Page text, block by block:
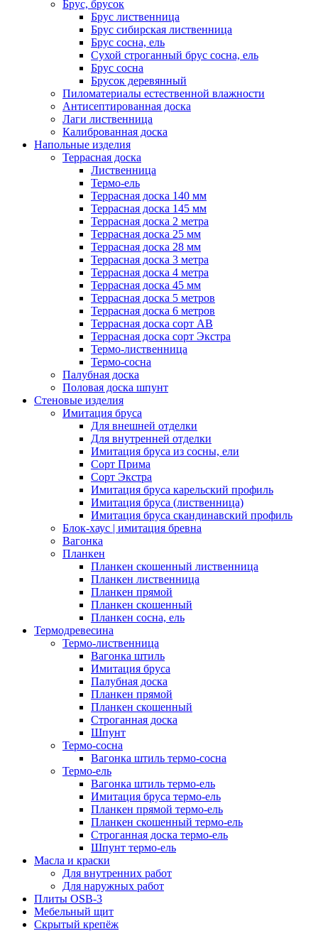
Брус, брусок
Брус лиственница
Брус сибирская лиственница
Брус сосна, ель
Сухой строганный брус сосна, ель
Брус сосна
Брусок деревянный
Пиломатериалы естественной влажности
Антисептированная доска
Лаги лиственница
Калиброванная доска
Напольные изделия
Террасная доска
Лиственница
Термо-ель
Террасная доска 140 мм
Террасная доска 145 мм
Террасная доска 2 метра
Террасная доска 25 мм
Террасная доска 28 мм
Террасная доска 3 метра
Террасная доска 4 метра
Террасная доска 45 мм
Террасная доска 5 метров
Террасная доска 6 метров
Террасная доска сорт АВ
Террасная доска сорт Экстра
Термо-лиственница
Термо-сосна
Палубная доска
Половая доска шпунт
Стеновые изделия
Имитация бруса
Для внешней отделки
Для внутренней отделки
Имитация бруса из сосны, ели
Сорт Прима
Сорт Экстра
Имитация бруса карельский профиль
Имитация бруса (лиственница)
Имитация бруса скандинавский профиль
Блок-хаус | имитация бревна
Вагонка
Планкен
Планкен скошенный лиственница
Планкен лиственница
Планкен прямой
Планкен скошенный
Планкен сосна, ель
Термодревесина
Термо-лиственница
Вагонка штиль
Имитация бруса
Палубная доска
Планкен прямой
Планкен скошенный
Строганная доска
Шпунт
Термо-сосна
Вагонка штиль термо-сосна
Термо-ель
Вагонка штиль термо-ель
Имитация бруса термо-ель
Планкен прямой термо-ель
Планкен скошенный термо-ель
Строганная доска термо-ель
Шпунт термо-ель
Масла и краски
Для внутренних работ
Для наружных работ
Плиты OSB-3
Мебельный щит
Скрытый крепёж